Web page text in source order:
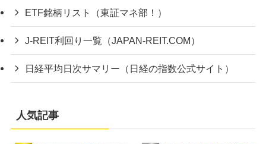
ETF銘柄リスト（東証マネ部！）
J-REIT利回り一覧（JAPAN-REIT.COM）
日経平均日次サマリー（日経の指数公式サイト）
人気記事